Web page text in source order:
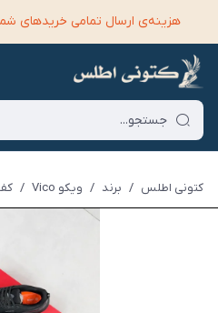
هزینه‌ی ارسال تمامی خرید‌های
کتونی اطلس / برند / ویکو Vico /